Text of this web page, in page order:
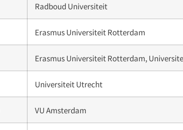
Radboud Universiteit
Erasmus Universiteit Rotterdam
Erasmus Universiteit Rotterdam,
Universiteit Utrecht
VU Amsterdam